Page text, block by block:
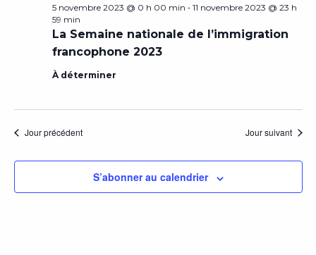
La Semaine nationale de l’immigration
francophone 2023
5 novembre 2023 @ 0 h 00 min - 11 novembre 2023 @ 23 h
59 min
À déterminer
Jour précédent Jour suivant
S’abonner au calendrier